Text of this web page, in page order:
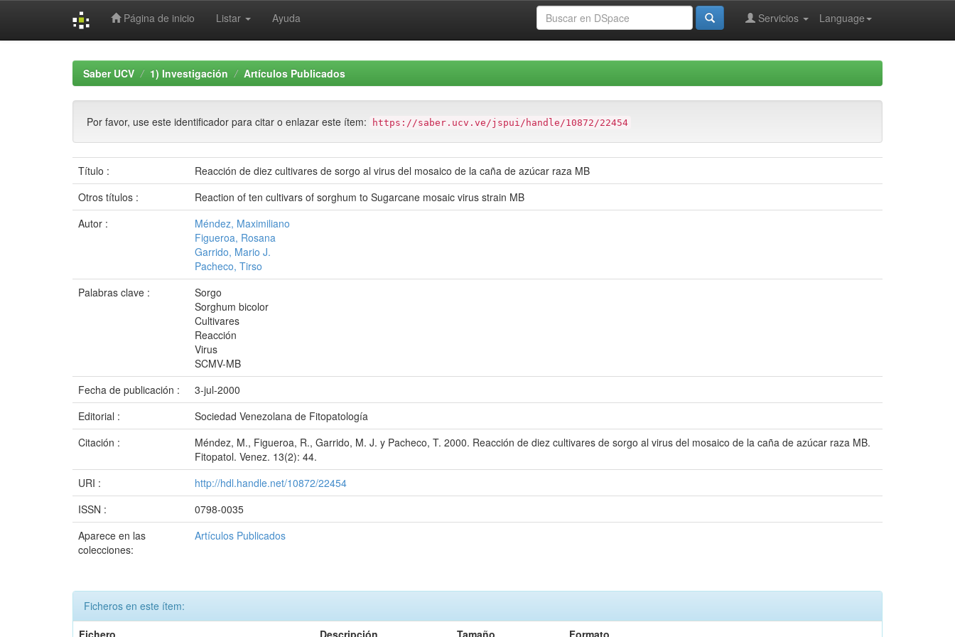
Página de inicio Listar Ayuda Language
Servicios
Saber UCV 1) Investigación Artículos Publicados
Por favor, use este identificador para citar o enlazar este ítem: https://saber.ucv.ve/jspui/handle/10872/22454
Título :
Reacción de diez cultivares de sorgo al virus del mosaico de la caña de azúcar raza MB
Otros títulos :
Reaction of ten cultivars of sorghum to Sugarcane mosaic virus strain MB
Autor :
Méndez, Maximiliano
Figueroa, Rosana
Garrido, Mario J.
Pacheco, Tirso
Palabras clave :
Sorgo
Sorghum bicolor
Cultivares
Reacción
Virus
SCMV-MB
Fecha de publicación :
3-jul-2000
Editorial :
Sociedad Venezolana de Fitopatología
Citación :
Méndez, M., Figueroa, R., Garrido, M. J. y Pacheco, T. 2000. Reacción de diez cultivares de sorgo al virus del mosaico de la caña de azúcar raza MB.
Fitopatol. Venez. 13(2): 44.
URI :
http://hdl.handle.net/10872/22454
ISSN :
0798-0035
Aparece en las
colecciones:
Artículos Publicados
Ficheros en este ítem:
Fichero
Descripción Tamaño Formato